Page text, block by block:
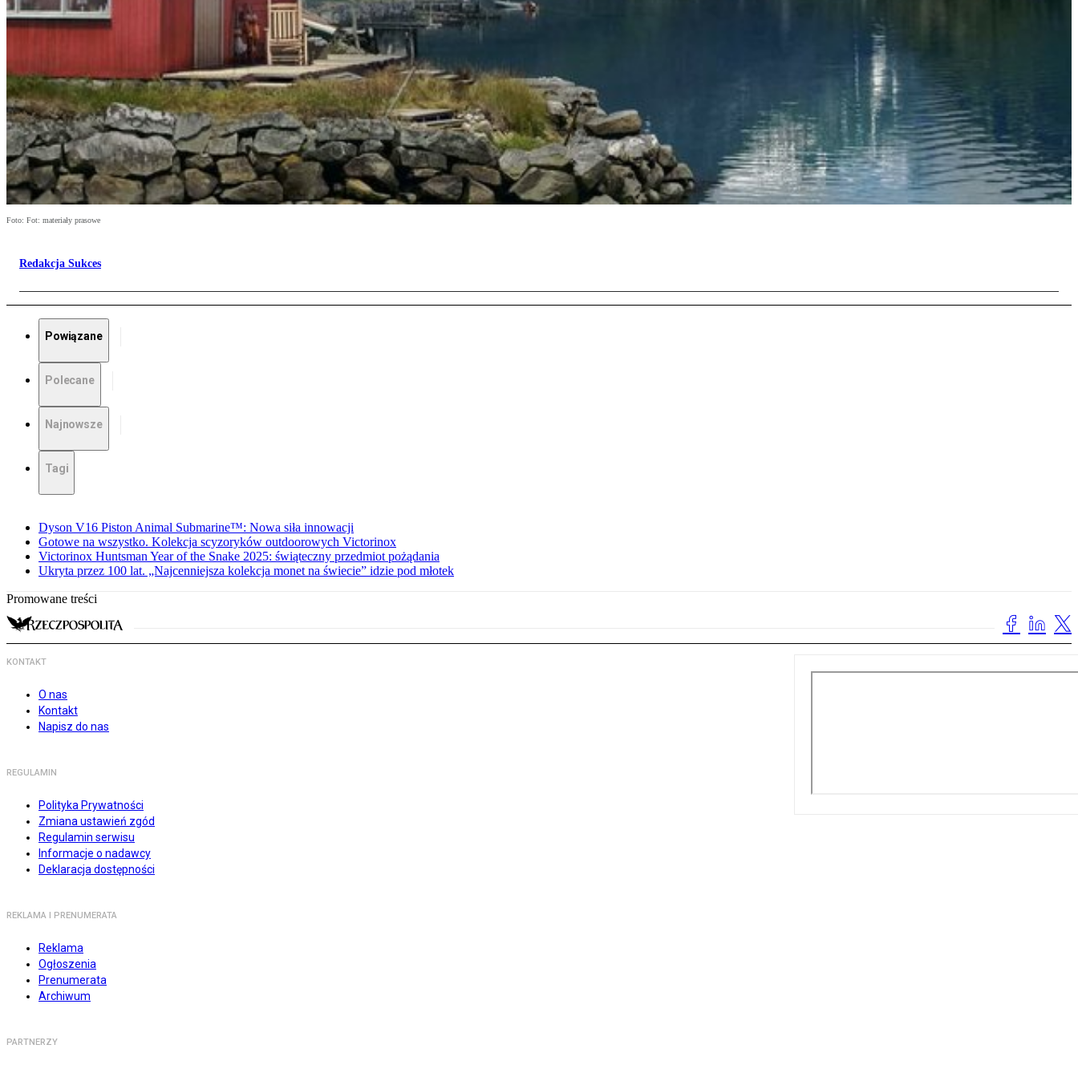
Foto: Fot: materiały prasowe
Redakcja Sukces
Powiązane
Polecane
Najnowsze
Tagi
Dyson V16 Piston Animal Submarine™: Nowa siła innowacji
Gotowe na wszystko. Kolekcja scyzoryków outdoorowych Victorinox
Victorinox Huntsman Year of the Snake 2025: świąteczny przedmiot pożądania
Ukryta przez 100 lat. „Najcenniejsza kolekcja monet na świecie” idzie pod młotek
Promowane treści
KONTAKT
O nas
Kontakt
Napisz do nas
REGULAMIN
Polityka Prywatności
Zmiana ustawień zgód
Regulamin serwisu
Informacje o nadawcy
Deklaracja dostępności
REKLAMA I PRENUMERATA
Reklama
Ogłoszenia
Prenumerata
Archiwum
PARTNERZY